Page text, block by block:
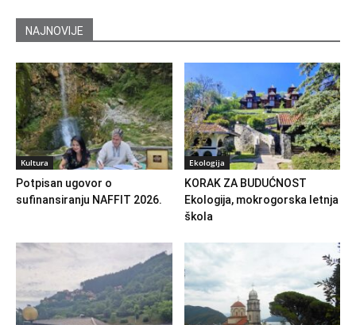
NAJNOVIJE
Kultura
Potpisan ugovor o
sufinansiranju NAFFIT 2026.
Ekologija
KORAK ZA BUDUĆNOST
Ekologija, mokrogorska letnja
škola